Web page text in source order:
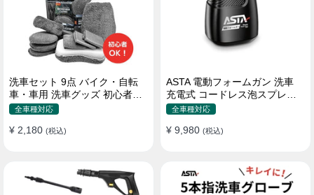
洗車セット 9点 バイク・自転
車・車用 洗車グッズ 初心者向
け 洗車ブラシ スポンジ タオル
ス用スポンジ 高級洗車道具 乾
全車種対応
¥ 2,180 (税込)
ASTA 電動フォームガン 洗車
充電式 コードレス泡スプレー
高圧対応 充電式フォームスプ
強力泡立ち (コピー)
全車種対応
¥ 9,980 (税込)